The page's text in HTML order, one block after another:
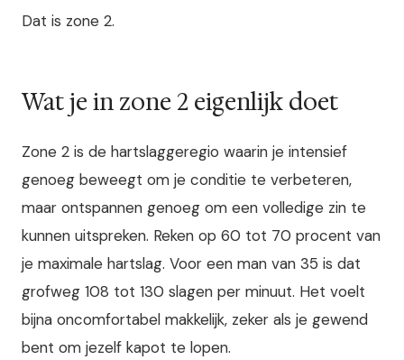
Dat is zone 2.
Wat je in zone 2 eigenlijk doet
Zone 2 is de hartslaggeregio waarin je intensief
genoeg beweegt om je conditie te verbeteren,
maar ontspannen genoeg om een volledige zin te
kunnen uitspreken. Reken op 60 tot 70 procent van
je maximale hartslag. Voor een man van 35 is dat
grofweg 108 tot 130 slagen per minuut. Het voelt
bijna oncomfortabel makkelijk, zeker als je gewend
bent om jezelf kapot te lopen.